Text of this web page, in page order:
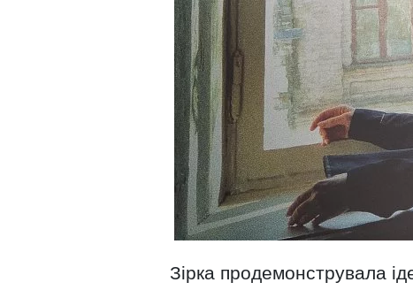
Зірка продемонструвала